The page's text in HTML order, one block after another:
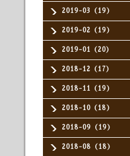
2019-03（19）
2019-02（19）
2019-01（20）
2018-12（17）
2018-11（19）
2018-10（18）
2018-09（19）
2018-08（18）